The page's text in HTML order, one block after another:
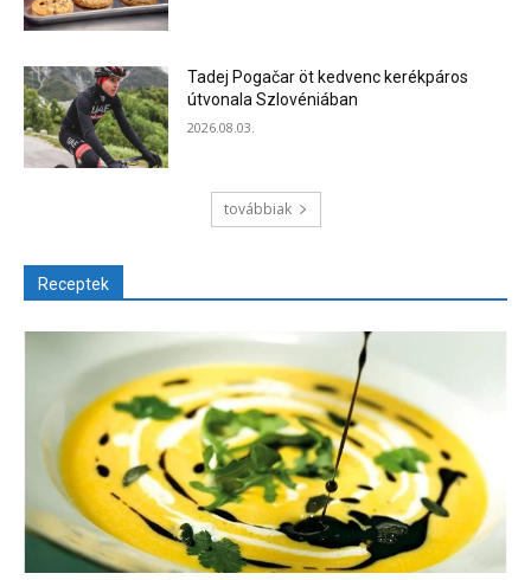
Tadej Pogačar öt kedvenc kerékpáros
útvonala Szlovéniában
2026.08.03.
továbbiak
Receptek